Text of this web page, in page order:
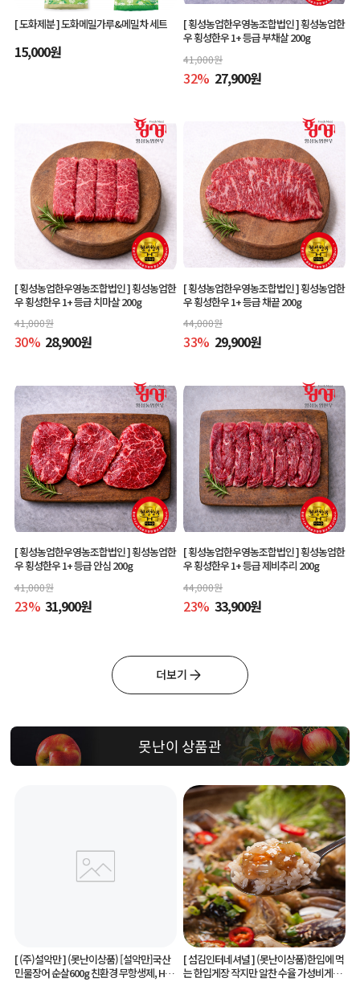
[ 도화제분 ]도화메밀가루&메밀차 세트
15,000원
[ 횡성농업한우영농조합법인 ]횡성농업한
우 횡성한우 1+ 등급 부채살 200g
41,000원
32% 27,900원
[ 횡성농업한우영농조합법인 ]횡성농업한
우 횡성한우 1+ 등급 치마살 200g
41,000원
30% 28,900원
[ 횡성농업한우영농조합법인 ]횡성농업한
우 횡성한우 1+ 등급 채끝 200g
44,000원
33% 29,900원
[ 횡성농업한우영농조합법인 ]횡성농업한
우 횡성한우 1+ 등급 안심 200g
41,000원
23% 31,900원
[ 횡성농업한우영농조합법인 ]횡성농업한
우 횡성한우 1+ 등급 제비추리 200g
44,000원
23% 33,900원
더보기
못난이 상품관
[ (주)설악만 ](못난이상품) [설악만]국산
민물장어 순살600g 친환경 무항생제, HAC
[ 섬김인터네셔널 ](못난이상품)한입에 먹
는 한입게장 작지만 알찬 수율 가성비게장